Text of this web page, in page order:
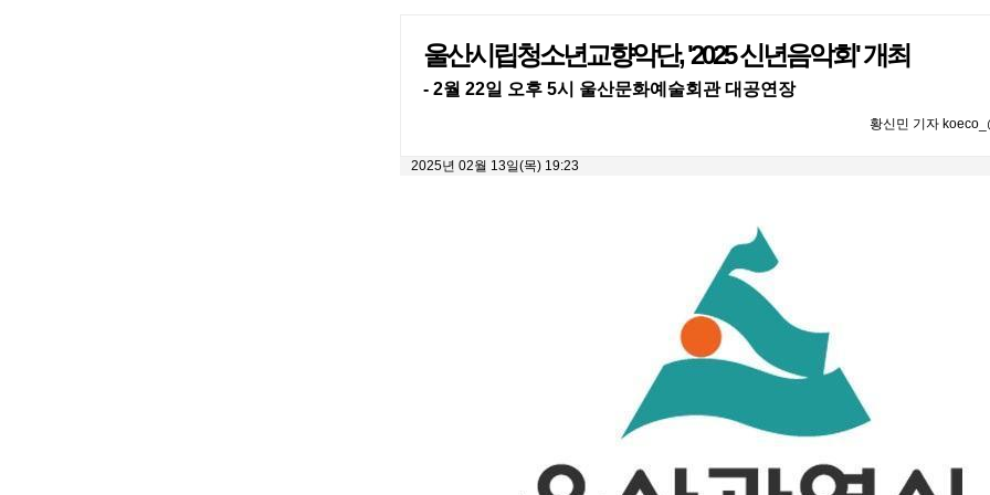
울산시립청소년교향악단, '2025 신년음악회' 개최
- 2월 22일 오후 5시 울산문화예술회관 대공연장
황신민 기자
2025년 02월 13일(목) 19:23